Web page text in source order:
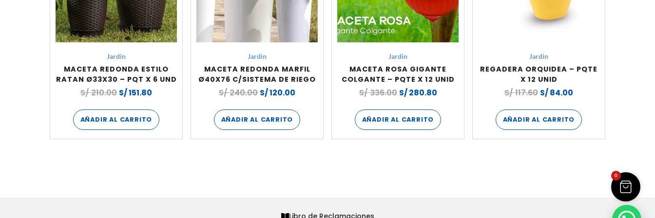
Jardin
MACETA REDONDA ESTILO
RATAN Ø33X30 – PQT X 6 UND
S/210.00 S/151.80
AÑADIR AL CARRITO
Jardin
MACETA REDONDA MARFIL
Ø40X76 C/SISTEMA DE RIEGO
S/240.00 S/120.00
AÑADIR AL CARRITO
Jardin
MACETA ROSA GIGANTE
COLGANTE – PQTE X 12 UNID
S/336.00 S/280.80
AÑADIR AL CARRITO
Jardin
REGADERA ORQUIDEA – PQTE
X 12 UNID
S/117.60 S/84.00
AÑADIR AL CARRITO
Libro de Reclamaciones
0